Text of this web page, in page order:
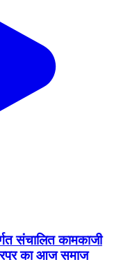
संचालित कामकाजी
का आज समाज